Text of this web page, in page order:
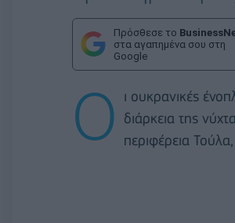
Πρόσθεσε το
στα αγαπημένα σου στη
Google
Ο
ι ουκρανικές
διάρκεια της
περιφέρεια